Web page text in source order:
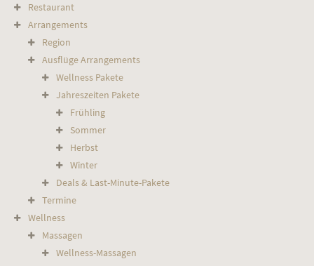
Restaurant
Arrangements
Region
Ausflüge Arrangements
Wellness Pakete
Jahreszeiten Pakete
Frühling
Sommer
Herbst
Winter
Deals & Last-Minute-Pakete
Termine
Wellness
Massagen
Wellness-Massagen